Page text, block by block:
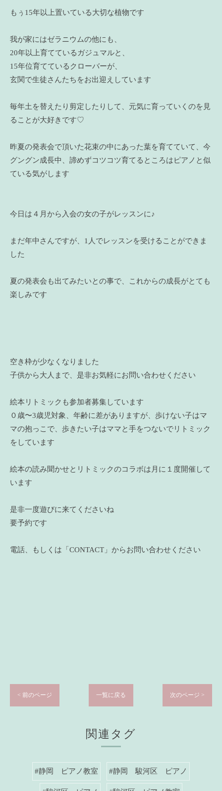
もぅ15年以上置いている大切な植物です
我が家にはゼラニウムの他にも、
20年以上育てているガジュマルと、
15年位育てているクローバーが、
玄関で生徒さんたちをお出迎えしています
毎年土を替えたり剪定したりして、元気に育っていくのを見
ることが大好きです♡
昨夏の発表会で頂いた花束の中にあった葉を育てていて、今
グングン成長中、諦めずコツコツ育てるところはピアノと似
ている気がします
今日は４月から入会の女の子がレッスンに♪
まだ年中さんですが、1人でレッスンを受けることができま
した
夏の発表会も出てみたいとの事で、これからの成長がとても
楽しみです
空き枠が少なくなりました
子供から大人まで、是非お気軽にお問い合わせください
絵本リトミックも参加者募集しています
０歳〜3歳児対象、年齢に差がありますが、歩けない子はマ
マの抱っこで、歩きたい子はママと手をつないでリトミック
をしています
絵本の読み聞かせとリトミックのコラボは月に１度開催して
います
是非一度遊びに来てくださいね
要予約です
電話、もしくは「CONTACT」からお問い合わせください
< 前のページ 一覧に戻る 次のページ >
関連タグ
#静岡 ピアノ教室 #静岡 駿河区 ピアノ